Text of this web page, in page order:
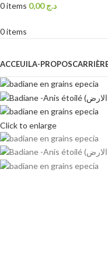
0items د.ج0,00
0items
ACCEUILA-PROPOS
Click to enlarge